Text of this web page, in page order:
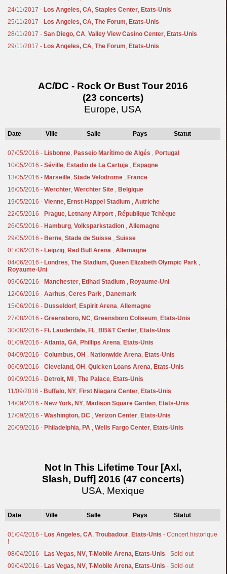
24/11/2017 - Los Angeles, CA,Staples Center, Etats-Unis
25/11/2017 - Los Angeles, CA,The Forum, Etats-Unis
28/11/2017 -San Diego, CA,Valley View Casino Center, Etats-Unis
29/11/2017 - Los Angeles, CA,The Forum, Etats-Unis
AC/DC - Rock Or Bust Tour 2016
(23 concerts)
Europe, USA
Date Ville Salle Pays Statut
07/05/2016 - Lisbonne, Passeio Marítimo de Algés , Portugal
10/05/2016 -Séville, Estadio de La Cartuja , Espagne
13/05/2016 - Marseille,Stade Velodrome , France
16/05/2016 -Werchter,Werchter Site , Belgique
19/05/2016 -Vienne, Ernst-Happel Stadium ,Autriche
22/05/2016 - Prague, Letnany Airport , République Tchèque
26/05/2016 - Hamburg,Volksparkstadion ,Allemagne
29/05/2016 - Berne,Stade de Suisse ,Suisse
01/06/2016 - Leipzig, Red Bull Arena ,Allemagne
04/06/2016 - Londres,The Stadium, Queen Elizabeth Olympic Park ,
Royaume-Uni
09/06/2016 - Manchester, Etihad Stadium , Royaume-Uni
12/06/2016 -Aarhus,Ceres Park , Danemark
15/06/2016 - Dusseldorf, Espirit Arena,Allemagne
27/08/2016 -Greensboro, NC,Greensboro Coliseum, Etats-Unis
30/08/2016 - Ft. Lauderdale, FL, BB&T Center, Etats-Unis
01/09/2016 -Atlanta, GA, Phillips Arena, Etats-Unis
04/09/2016 -Columbus, OH , Nationwide Arena, Etats-Unis
06/09/2016 -Cleveland, OH ,Quicken Loans Arena, Etats-Unis
09/09/2016 - Detroit, MI ,The Palace, Etats-Unis
11/09/2016 - Buffalo, NY, First Niagara Center, Etats-Unis
14/09/2016 - New York, NY, Madison Square Garden, Etats-Unis
17/09/2016 -Washington, DC ,Verizon Center, Etats-Unis
20/09/2016 - Philadelphia, PA ,Wells Fargo Center, Etats-Unis
Not In This Lifetime Tour [Axl,
Slash, Duff] 2016 (47 concerts)
USA, Mexique
Date Ville Salle Pays Statut
01/04/2016 - Los Angeles, CA,Troubadour, Etats-Unis - Concert historique
!
08/04/2016 - Las Vegas, NV,T-Mobile Arena, Etats-Unis - Sold-out
09/04/2016 - Las Vegas, NV,T-Mobile Arena, Etats-Unis - Sold-out